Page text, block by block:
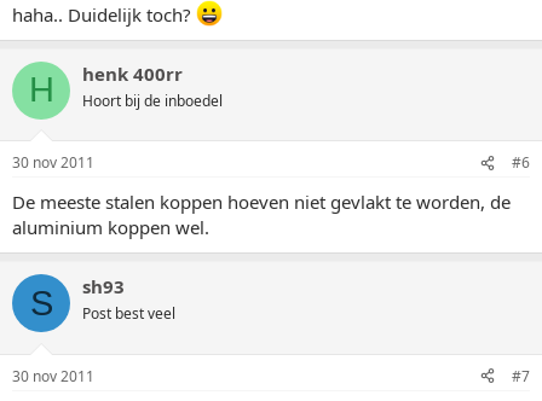
haha.. Duidelijk toch?
H henk 400rr
Hoort bij de inboedel
30 nov 2011 #6
De meeste stalen koppen hoeven niet gevlakt te worden, de
aluminium koppen wel.
S sh93
Post best veel
30 nov 2011 #7